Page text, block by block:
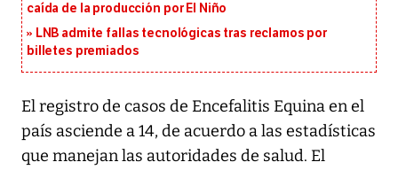
caída de la producción por El Niño
LNB admite fallas tecnológicas tras reclamos por
billetes premiados
El registro de casos de Encefalitis Equina en el
país asciende a 14, de acuerdo a las estadísticas
que manejan las autoridades de salud. El